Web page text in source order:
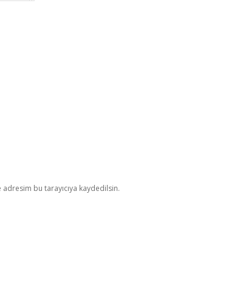
bu tarayıcıya kaydedilsin.